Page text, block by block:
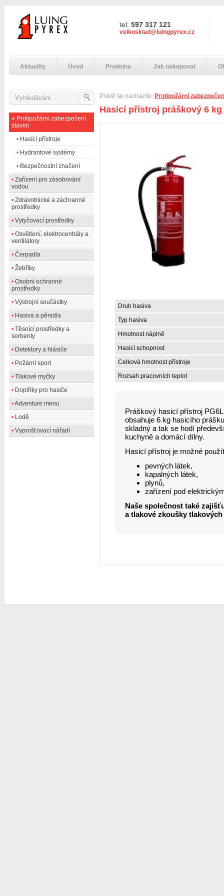
tel: 597 317 121
velkosklad@luingpyrex.cz
Aktuality Úvod Prodejna Jak nakupovat
» Protipožární zabezpečení
staveb
• Hasící přístroje
• Hydrantové systémy
• Bezpečnostní značení
• Zařízení pro zásobování
vodou
• Zdravotnické a záchranné
prostředky
• Vytyčovací prostředky
• Osvětlení, elektrocentrály a
ventilátory
• Čerpadla
• Žebříky
• Osobní ochranné
prostředky
• Výstrojní součástky
• Hasiva a pěnidla
• Těsnící prostředky a
sorbenty
• Detektory a hlásiče
• Požární sport
• Tlakové myčky
• Doplňky pro hasiče
•Adventure menu
• Lodě
• Vyprošťovací nářadí
Právě se nacházíte: Protipožární
Hasicí přístroj práškový 6 kg
Druh hasiva
Typ hasiva
Hmotnost náplně
Hasicí schopnost
Celková hmotnost přístroje
Rozsah pracovních teplot
Práškový hasicí přístroj
obsahuje 6 kg hasicího
skladný a tak se hodí
kuchyně a domácí dílny.
Hasicí přístroj je možné
pevných látek,
kapalných látek,
plynů,
zařízení pod
Naše společnost také
a tlakové zkoušky